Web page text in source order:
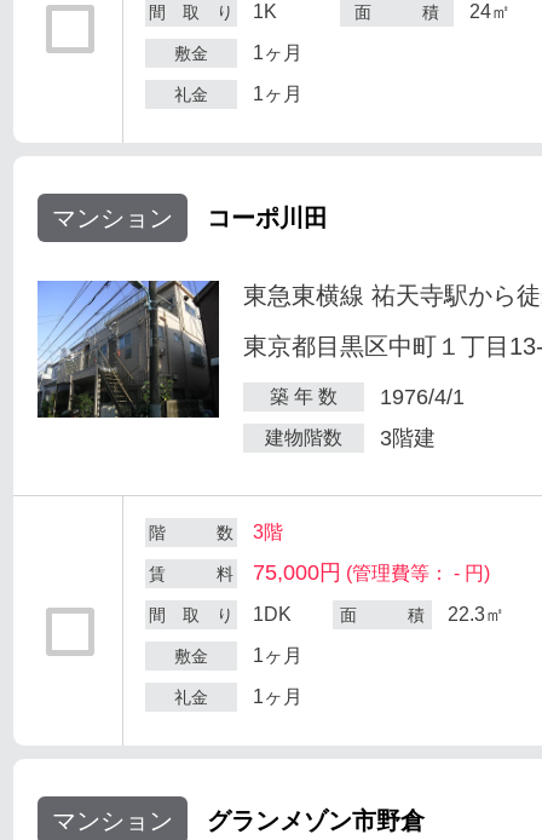
間 取 り 1K 面 積 24㎡
敷金 1ヶ月
礼金 1ヶ月
マンション コーポ川田
東急東横線 祐天寺駅から
東京都目黒区中町１丁目
築 年 数 1976/4/1
建物階数 3階建
階 数 3階
賃 料 75,000円 (管理費等： - 円)
間 取 り 1DK 面 積 22.3㎡
敷金 1ヶ月
礼金 1ヶ月
マンション グランメゾン市野倉